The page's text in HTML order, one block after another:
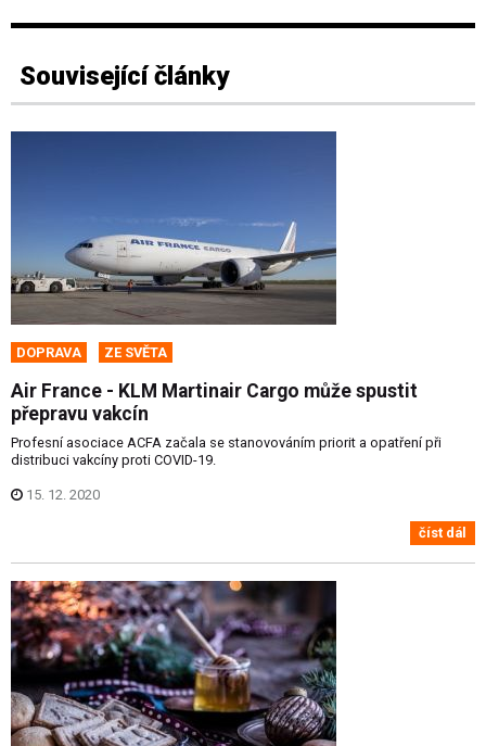
Související články
DOPRAVA ZE SVĚTA
Air France - KLM Martinair Cargo může spustit
přepravu vakcín
Profesní asociace ACFA začala se stanovováním priorit a opatření při
distribuci vakcíny proti COVID-19.
15. 12. 2020
číst dál